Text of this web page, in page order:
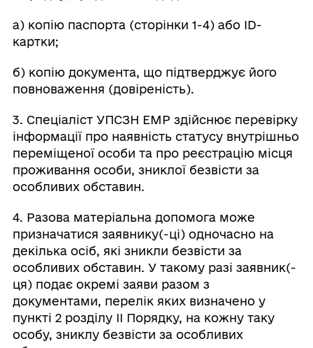
а) копію паспорта (сторінки 1-4) або ID-
картки;
б) копію документа, що підтверджує його
повноваження (довіреність).
3. Спеціаліст УПСЗН ЕМР здійснює перевірку
інформації про наявність статусу внутрішньо
переміщеної особи та про реєстрацію місця
проживання особи, зниклої безвісти за
особливих обставин.
4. Разова матеріальна допомога може
призначатися заявнику(-ці) одночасно на
декілька осіб, які зникли безвісти за
особливих обставин. У такому разі заявник(-
ця) подає окремі заяви разом з
документами, перелік яких визначено у
пункті 2 розділу ІІ Порядку, на кожну таку
особу, зниклу безвісти за особливих